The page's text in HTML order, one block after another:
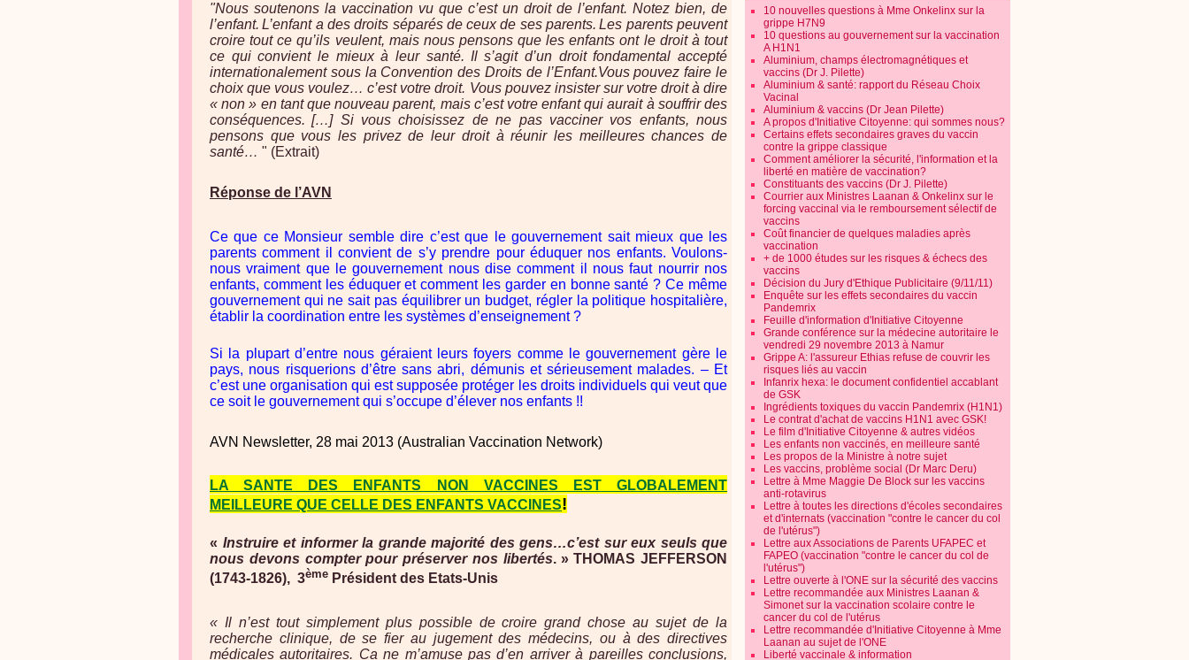
"Nous soutenons la vaccination vu que c’est un droit de l’enfant. Notez bien, de
l’enfant. L’enfant a des droits séparés de ceux de ses parents. Les parents peuvent
croire tout ce qu’ils veulent, mais nous pensons que les enfants ont le droit à tout
ce qui convient le mieux à leur santé. Il s’agit d’un droit fondamental accepté
internationalement sous la Convention des Droits de l’Enfant.Vous pouvez faire le
choix que vous voulez… c’est votre droit. Vous pouvez insister sur votre droit à dire
« non » en tant que nouveau parent, mais c’est votre enfant qui aurait à souffrir des
conséquences. […] Si vous choisissez de ne pas vacciner vos enfants, nous
pensons que vous les privez de leur droit à réunir les meilleures chances de
santé… " (Extrait)
Réponse de l’AVN
Ce que ce Monsieur semble dire c’est que le gouvernement sait mieux que les
parents comment il convient de s’y prendre pour éduquer nos enfants. Voulons-
nous vraiment que le gouvernement nous dise comment il nous faut nourrir nos
enfants, comment les éduquer et comment les garder en bonne santé ? Ce même
gouvernement qui ne sait pas équilibrer un budget, régler la politique hospitalière,
établir la coordination entre les systèmes d’enseignement ?
Si la plupart d’entre nous géraient leurs foyers comme le gouvernement gère le
pays, nous risquerions d’être sans abri, démunis et sérieusement malades. – Et
c’est une organisation qui est supposée protéger les droits individuels qui veut que
ce soit le gouvernement qui s’occupe d’élever nos enfants !!
AVN Newsletter, 28 mai 2013 (Australian Vaccination Network)
LA SANTE DES ENFANTS NON VACCINES EST GLOBALEMENT
MEILLEURE QUE CELLE DES ENFANTS VACCINES!
« Instruire et informer la grande majorité des gens…c’est sur eux seuls que
nous devons compter pour préserver nos libertés. » THOMAS JEFFERSON
(1743-1826), 3ème Président des Etats-Unis
« Il n’est tout simplement plus possible de croire grand chose au sujet de la
recherche clinique, de se fier au jugement des médecins, ou à des directives
médicales autoritaires. Ca ne m’amuse pas d’en arriver à pareilles conclusions,
10 nouvelles questions à Mme Onkelinx sur la
grippe H7N9
10 questions au gouvernement sur la vaccination
A H1N1
Aluminium, champs électromagnétiques et
vaccins (Dr J. Pilette)
Aluminium & santé: rapport du Réseau Choix
Vacinal
Aluminium & vaccins (Dr Jean Pilette)
A propos d'Initiative Citoyenne: qui sommes nous?
Certains effets secondaires graves du vaccin
contre la grippe classique
Comment améliorer la sécurité, l'information et la
liberté en matière de vaccination?
Constituants des vaccins (Dr J. Pilette)
Courrier aux Ministres Laanan & Onkelinx sur le
forcing vaccinal via le remboursement sélectif de
vaccins
Coût financier de quelques maladies après
vaccination
+ de 1000 études sur les risques & échecs des
vaccins
Décision du Jury d'Ethique Publicitaire (9/11/11)
Enquête sur les effets secondaires du vaccin
Pandemrix
Feuille d'information d'Initiative Citoyenne
Grande conférence sur la médecine autoritaire le
vendredi 29 novembre 2013 à Namur
Grippe A: l'assureur Ethias refuse de couvrir les
risques liés au vaccin
Infanrix hexa: le document confidentiel accablant
de GSK
Ingrédients toxiques du vaccin Pandemrix (H1N1)
Le contrat d'achat de vaccins H1N1 avec GSK!
Le film d'Initiative Citoyenne & autres vidéos
Les enfants non vaccinés, en meilleure santé
Les propos de la Ministre à notre sujet
Les vaccins, problème social (Dr Marc Deru)
Lettre à Mme Maggie De Block sur les vaccins
anti-rotavirus
Lettre à toutes les directions d'écoles secondaires
et d'internats (vaccination "contre le cancer du col
de l'utérus")
Lettre aux Associations de Parents UFAPEC et
FAPEO (vaccination "contre le cancer du col de
l'utérus")
Lettre ouverte à l'ONE sur la sécurité des vaccins
Lettre recommandée aux Ministres Laanan &
Simonet sur la vaccination scolaire contre le
cancer du col de l'utérus
Lettre recommandée d'Initiative Citoyenne à Mme
Laanan au sujet de l'ONE
Liberté vaccinale & information